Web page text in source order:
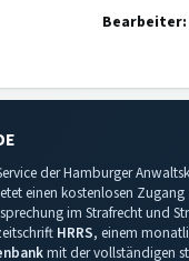
Bearbeiter:
der Hamburger
einen kostenlosen
im Strafrecht und
HRRS, einem
mit der vollständigen